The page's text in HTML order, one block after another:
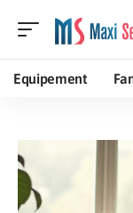
Equipement